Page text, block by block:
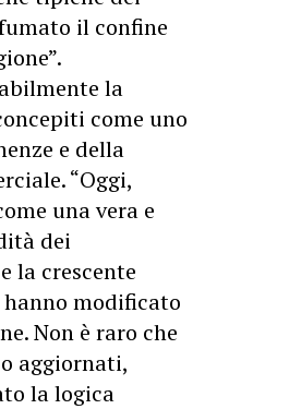
il confine
la
come uno
e della
“Oggi,
una vera e
dei
la crescente
modificato
Non è raro che
aggiornati,
la logica